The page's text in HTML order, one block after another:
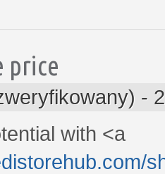
price
-
with <a